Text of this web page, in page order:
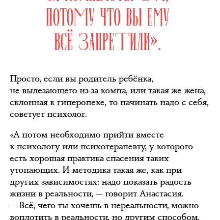
ПОТОМУ ЧТО ВЫ ЕМУ
ВСЁ ЗАПРЕТИЛИ».
Просто, если вы родитель ребёнка,
не вылезающего из-за компа, или такая же жена,
склонная к гиперопеке, то начинать надо с себя,
советует психолог.
«А потом необходимо прийти вместе
к психологу или психотерапевту, у которого
есть хорошая практика спасения таких
утопающих. И методика такая же, как при
других зависимостях: надо показать радость
жизни в реальности, — говорит Анастасия.
— Всё, чего ты хочешь в нереальности, можно
воплотить в реальности, но другим способом.